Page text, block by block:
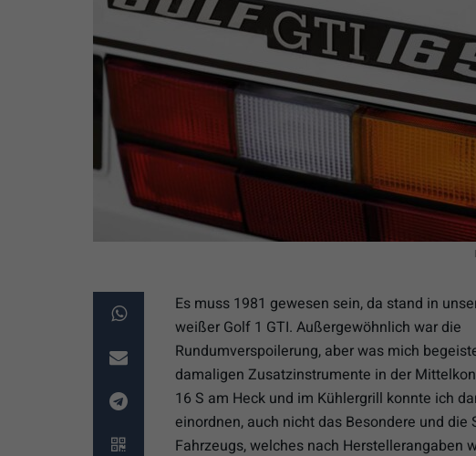
Es muss 1981 gewesen sein, da stand in
weißer Golf 1 GTI. Außergewöhnlich war die
Rundumverspoilerung, aber was mich
damaligen Zusatzinstrumente in der
16 S am Heck und im Kühlergrill konnte ich
einordnen, auch nicht das Besondere und die
Fahrzeugs, welches nach Herstellerangaben